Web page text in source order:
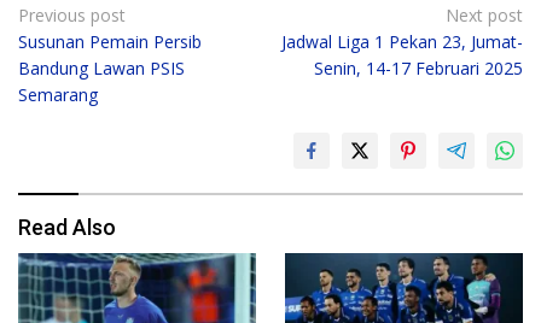
Post
navigation
Previous post
Susunan Pemain Persib
Bandung Lawan PSIS
Semarang
Next post
Jadwal Liga 1 Pekan 23, Jumat-
Senin, 14-17 Februari 2025
Read Also